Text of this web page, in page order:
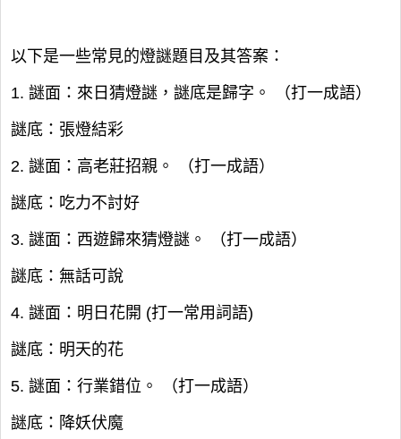
以下是一些常見的燈謎題目及其答案：
1. 謎面：來日猜燈謎，謎底是歸字。 （打一成語）
謎底：張燈結彩
2. 謎面：高老莊招親。 （打一成語）
謎底：吃力不討好
3. 謎面：西遊歸來猜燈謎。 （打一成語）
謎底：無話可說
4. 謎面：明日花開 (打一常用詞語)
謎底：明天的花
5. 謎面：行業錯位。 （打一成語）
謎底：降妖伏魔